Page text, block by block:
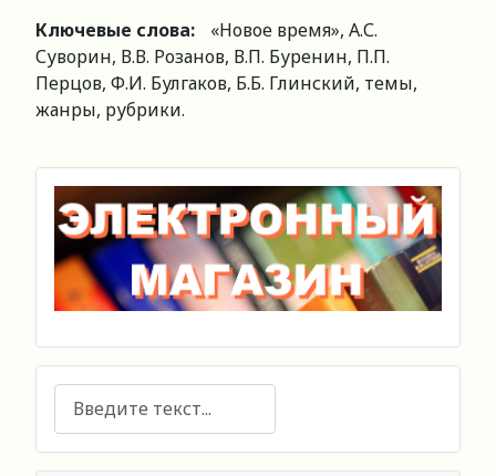
Ключевые слова:
«Новое время», А.С.
Суворин, В.В. Розанов, В.П. Буренин, П.П.
Перцов, Ф.И. Булгаков, Б.Б. Глинский, темы,
жанры, рубрики.
Поиск